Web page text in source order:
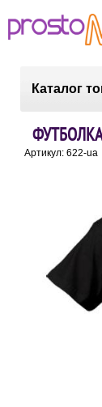
Каталог
Артикул: 622-ua